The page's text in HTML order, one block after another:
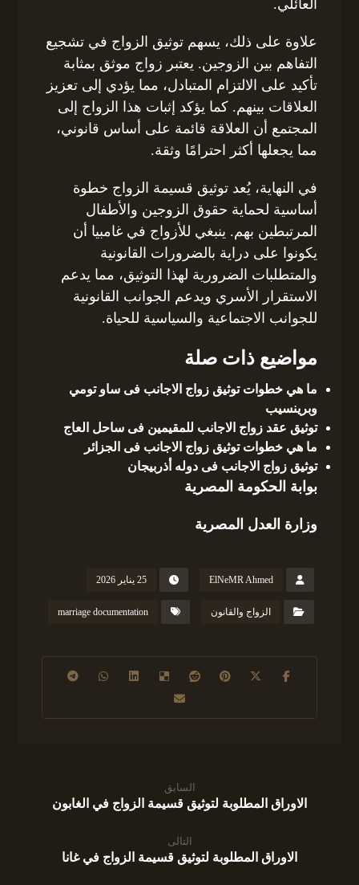
العائلي.
علاوة على ذلك، يسهم توثيق الزواج في تشجيع
التفاهم بين الزوجين. يعتبر زواج موثق بمثابة
تأكيد على الالتزام المتبادل، مما يؤدي إلى تعزيز
العلاقات بينهم. كما يؤكد إثبات هذا الزواج إلى
المجتمع أن العلاقة قائمة على أساس قانوني،
مما يجعلها أكثر احترامًا وثقة.
في النهاية، يُعد توثيق قسيمة الزواج خطوة
أساسية لحماية حقوق الزوجين والأطفال
المرتبطين بهم. ينبغي للأزواج في غامبيا أن
يكونوا على دراية بالضرورات القانونية
والمتطلبات الضرورية لهذا التوثيق، مما يدعم
الاستقرار الأسري ويدعم الجوانب القانونية
للجوانب الاجتماعية والسياسية للحياة.
مواضيع ذات صلة
ما هي خطوات توثيق زواج الاجانب فى ساو تومي
وبرينسيب
توثيق عقد زواج الاجانب للمقيمين فى ساحل العاج
ما هي خطوات توثيق زواج الاجانب فى الجزائر
توثيق زواج الاجانب فى دوله أذربيجان
بوابة الحكومة المصرية
وزارة العدل المصرية
ElNeMR Ahmed 25 يناير 2026
الزواج والقانون marriage documentation
السابق
الاوراق المطلوبة لتوثيق قسيمة الزواج في الغابون
التالى
الاوراق المطلوبة لتوثيق قسيمة الزواج في غانا